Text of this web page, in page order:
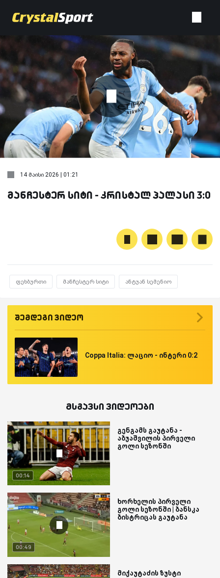
14 მაისი 2026 | 01:21
მანჩესტერ სიტი - კრისტალ პალასი 3:0
ფეხბურთი მანჩესტერ სიტი ანტუან სემენიო
შემდეგი ვიდეო
Coppa Italia: ლაციო - ინტერი 0:2
მსგავსი ვიდეოები
00:14
გენგამს გაუტანა -
აბუაშვილის პირველი
გოლი სეზონში
00:49
ხორხელის პირველი
გოლი სეზონში | ბანსკა
ბისტრიცას გაუტანა
მიქაუტაძის ზუსტი